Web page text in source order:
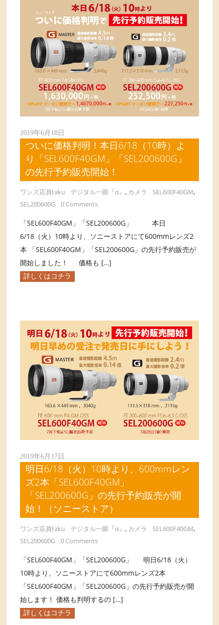
2019年6月18日
ついに価格判明！本日6/18（10時）よ
り「SEL600F40GM」「SEL200600G」
の先行予約販売開始！
ワンズ店員taku デジタル一眼『α』, カメラ SEL600F40GM,
SEL200600G
0 Comments
「SEL600F40GM」「SEL200600G」 本日
6/18（火）10時より、ソニーストアにて600mmレンズ2
本 「SEL600F40GM」「SEL200600G」の先行予約販売が
開始しました！ 価格も […]
詳しくはコチラ
2019年6月17日
明日6/18（火）10時より、600mmレン
ズ2本「SEL600F40GM」
「SEL200600G」の先行予約販売が開
始！（ソニーストア）
ワンズ店員taku デジタル一眼『α』, カメラ SEL600F40GM,
SEL200600G
0 Comments
「SEL600F40GM」「SEL200600G」 明日6/18（火）
10時より、ソニーストアにて600mmレンズ2本
「SEL600F40GM」「SEL200600G」の先行予約販売が開
始します！ 価格も判明するの […]
詳しくはコチラ